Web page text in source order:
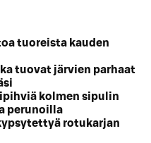
tuoreista kauden
tuovat järvien parhaat
kolmen sipulin
perunoilla
rotukarjan